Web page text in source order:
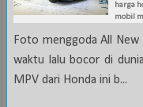
harga
mobil
Foto menggoda All New
waktu lalu bocor di
MPV dari Honda ini b...